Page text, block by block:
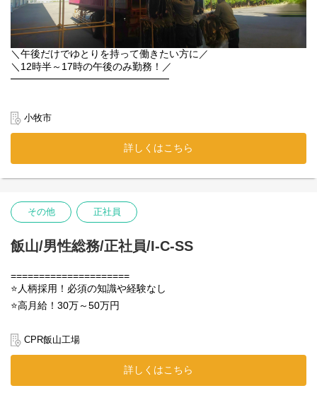
難しい操作はありません♪
機械が自動でたたんでくれます。
↓
仕上がった製品をカートへ
移動して作業完了！
イチから丁寧にお教えします◎
＊初めのうちは、比較的覚えやすい
シーツ作業からスタートします！
＊リネンの種類や取引先名などは
＜職場環境＞
困ったことがあればすぐに相談できる環境◎
スタッフ同士の雰囲気も良く、
長く活躍している働きやすい職場です♪
＊スポットクーラーを多数設置
＊休憩室には
冷蔵庫・電子レンジ・給茶機・自販機あり
＊工場内にも自販機あり
＊熱中症対策として飲料やアイスもあり
（仕出し弁当の注文も可能です）
＼午後だけでゆとりを持って働きたい方に／
＼12時半～17時の午後のみ勤務！／
━━━━━━━━━━━━━━━━
＊高時給！時給1300円！
＊週2～3日程度の勤務！
＊難しいことなしのシンプル作業！
━━━━━━━━━━━━━━━━
＜仕事の流れ＞
ハンガーに掛かったスーツが入っている
大きなコンテナからスーツを取り出す
↓
↓
指定の場所に移動させる
6人のチームでスーツを取り出す人、
作業を分けて進めていきます。
難しいことはありませんが、
すぐ近くに先輩がいるので
初めての方も安心して働いていただけます！
小牧市
詳しくはこちら
その他 正社員
飯山/男性総務/正社員/I-C-SS
=====================
⭐人柄採用！必須の知識や経験なし
⭐高月給！30万～50万円
⭐長期で腰を据えて働ける環境です
=====================
家庭から出るプラスチックごみを再生し、
物流で使うパレットを製造している工場で
CPR飯山工場
詳しくはこちら